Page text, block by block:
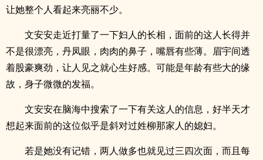
让她整个人看起来亮丽不少。
文安安走近打量了一下妇人的长相，面前的这人长得并
不是很漂亮，丹凤眼，肉肉的鼻子，嘴唇有些薄。眉宇间透
着股豪爽劲，让人见之就心生好感。可能是年龄有些大的缘
故，身子微微的发福。
文安安在脑海中搜索了一下有关这人的信息，好半天才
想起来面前的这位似乎是斜对过姓柳那家人的媳妇。
若是她没有记错，两人做多也就见过三四次面，而且每